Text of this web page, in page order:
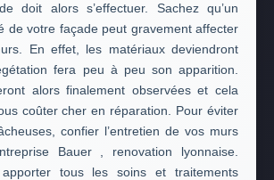
doit alors s’effectuer. Sachez qu’un
de votre façade peut gravement affecter
En effet, les matériaux deviendront
fera peu à peu son apparition.
alors finalement observées et cela
coûter cher en réparation. Pour éviter
confier l’entretien de vos murs
Bauer , renovation lyonnaise.
tous les soins et traitements